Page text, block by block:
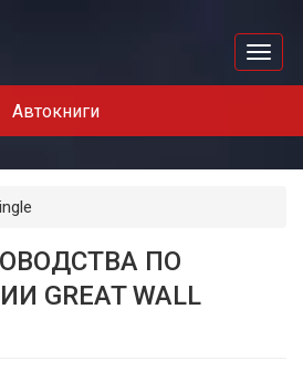
Автокниги
ПО
GREAT WALL